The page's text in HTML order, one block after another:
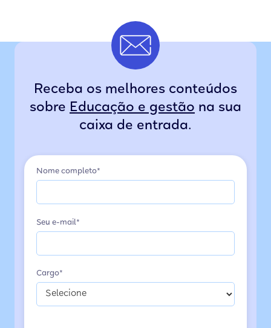
Receba os melhores conteúdos
sobre Educação e gestão na sua
caixa de entrada.
Nome completo*
Seu e-mail*
Cargo*